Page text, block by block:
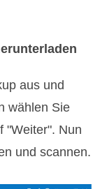
aus und
wählen Sie
"Weiter". Nun
und scannen.